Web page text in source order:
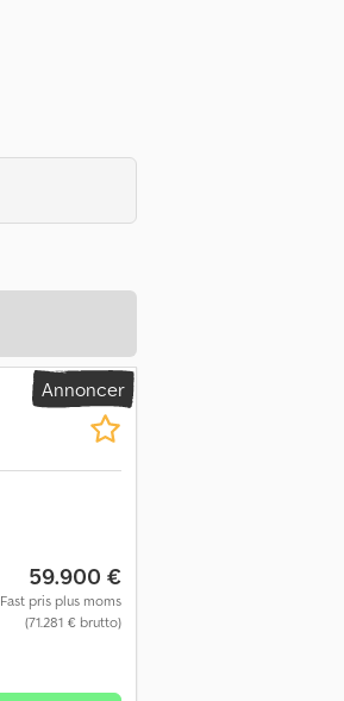
Annoncer
59.900 €
Fast pris plus moms
(71.281 € brutto)